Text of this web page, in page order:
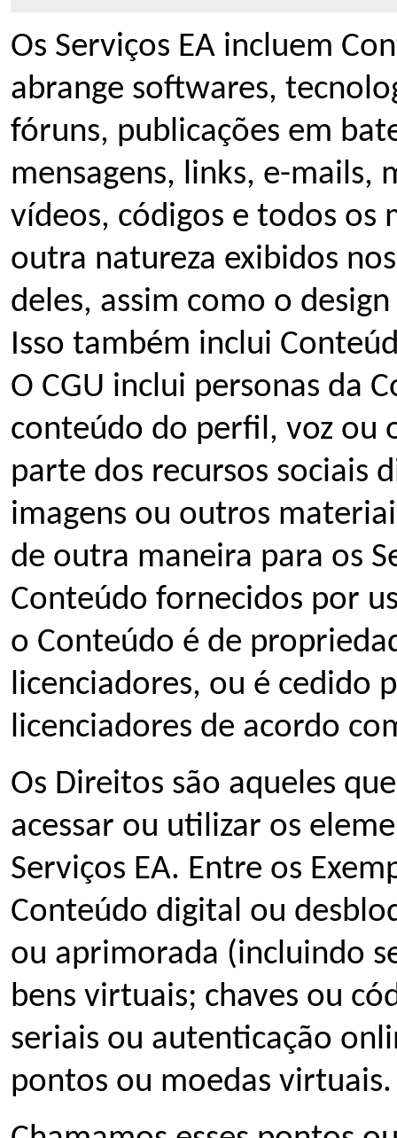
Os Serviços EA incluem
abrange softwares,
fóruns, publicações em
mensagens, links, e-mails,
vídeos, códigos e todos os
outra natureza exibidos
deles, assim como o
Isso também inclui
O CGU inclui personas da
conteúdo do perfil, voz ou
parte dos recursos sociais
imagens ou outros
de outra maneira para os
Conteúdo fornecidos por
o Conteúdo é de
licenciadores, ou é cedido
licenciadores de acordo
Os Direitos são aqueles
acessar ou utilizar os
Serviços EA. Entre os
Conteúdo digital ou
ou aprimorada (incluindo
bens virtuais; chaves ou
seriais ou autenticação
pontos ou moedas virtuais.